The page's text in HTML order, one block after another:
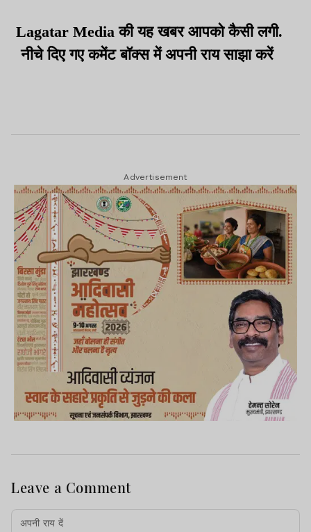
Lagatar Media की यह खबर आपको कैसी लगी.
नीचे दिए गए कमेंट बॉक्स में अपनी राय साझा करें
Advertisement
Leave a Comment